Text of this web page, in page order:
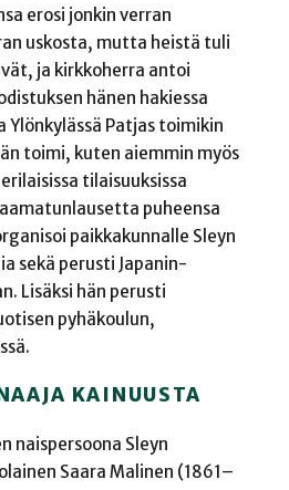
erosi jonkin verran
uskosta, mutta heistä tuli
ja kirkkoherra antoi
hänen hakiessa
Ylönkylässä Patjas toimikin
toimi, kuten aiemmin myös
tilaisuuksissa
puheensa
paikkakunnalle Sleyn
sekä perusti Japanin-
Lisäksi hän perusti
pyhäkoulun,
KAINUUSTA
naispersoona Sleyn
Saara Malinen (1861–